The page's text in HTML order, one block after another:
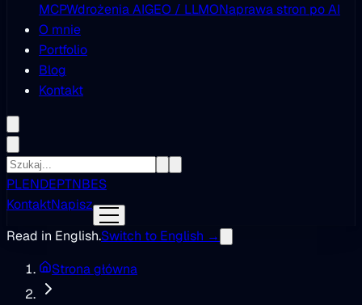
MCPWdrożenia AIGEO / LLMONaprawa stron po AI
O mnie
Portfolio
Blog
Kontakt
PLENDEPTNBES
KontaktNapisz
Read in English.Switch to English →
Strona główna